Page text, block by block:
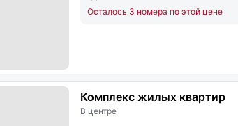
Осталось 3 номера по этой цене
Комплекс жилых квартир
В центре